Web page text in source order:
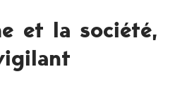
et la société,